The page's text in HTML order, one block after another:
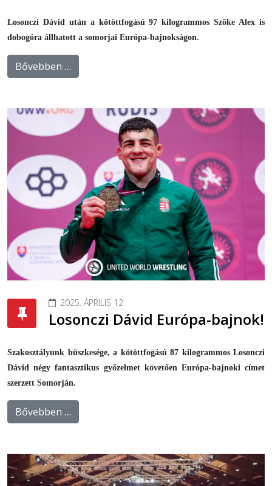
Losonczi Dávid után a kötöttfogású 97 kilogrammos Szőke Alex is
dobogóra állhatott a somorjai Európa-bajnokságon.
Bővebben …
2025. ÁPRILIS 12
Losonczi Dávid Európa-bajnok!
Szakosztályunk büszkesége, a kötöttfogású 87 kilogrammos Losonczi
Dávid négy fantasztikus győzelmet követően Európa-bajnoki címet
szerzett Somorján.
Bővebben …